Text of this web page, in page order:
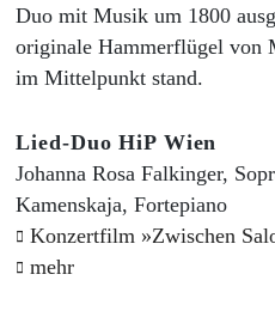
Duo mit Musik um 1800
originale Hammerflügel von
im Mittelpunkt stand.
Lied-Duo HiP Wien
Johanna Rosa Falkinger,
Kamenskaja, Fortepiano
Konzertfilm »Zwischen
mehr